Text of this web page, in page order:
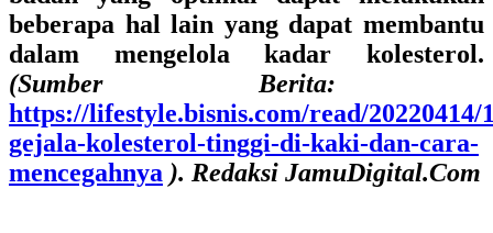
beberapa hal lain yang dapat membantu
dalam mengelola kadar kolesterol.
(Sumber Berita:
https://lifestyle.bisnis.com/read/20220414/
gejala-kolesterol-tinggi-di-kaki-dan-cara-
mencegahnya ). Redaksi JamuDigital.Com